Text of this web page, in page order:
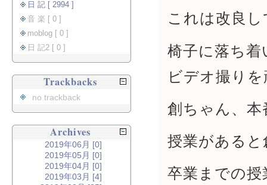
これは改良
椅子に落ち
ビデオ撮り
創ちゃん、
授業がある
卒業までの
日 記 [ 2994 ]
音 楽 [ 0 ]
moblog [ 0 ]
日 記2 [ 0 ]
Trackbacks
no trackback
Archives
2019年06月 [0]
2019年05月 [0]
2019年04月 [0]
2019年03月 [4]